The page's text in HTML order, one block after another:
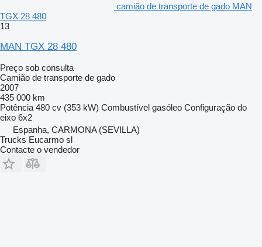
camião de transporte de gado MAN
TGX 28 480
13
MAN TGX 28 480
Preço sob consulta
Camião de transporte de gado
2007
435 000 km
Potência 480 cv (353 kW) Combustível gasóleo Configuração do
eixo 6x2
Espanha, CARMONA (SEVILLA)
Trucks Eucarmo sl
Contacte o vendedor